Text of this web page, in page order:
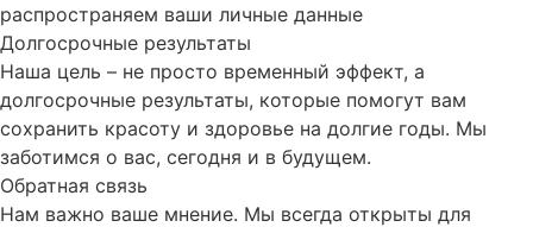
распространяем ваши личные данные
Долгосрочные результаты
Наша цель – не просто временный эффект, а
долгосрочные результаты, которые помогут вам
сохранить красоту и здоровье на долгие годы. Мы
заботимся о вас, сегодня и в будущем.
Обратная связь
Нам важно ваше мнение. Мы всегда открыты для